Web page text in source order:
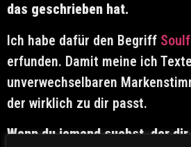
das geschrieben hat.
Ich habe dafür den Begriff
erfunden. Damit meine ich
unverwechselbaren
der wirklich zu dir passt.
Wenn du jemand suchst, der